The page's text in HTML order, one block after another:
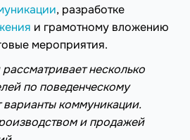
, разработке
и грамотному вложению
мероприятия.
несколько
по поведенческому
варианты коммуникации.
и продажей